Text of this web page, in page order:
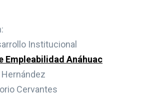
Institucional
Empleabilidad Anáhuac
Cervantes